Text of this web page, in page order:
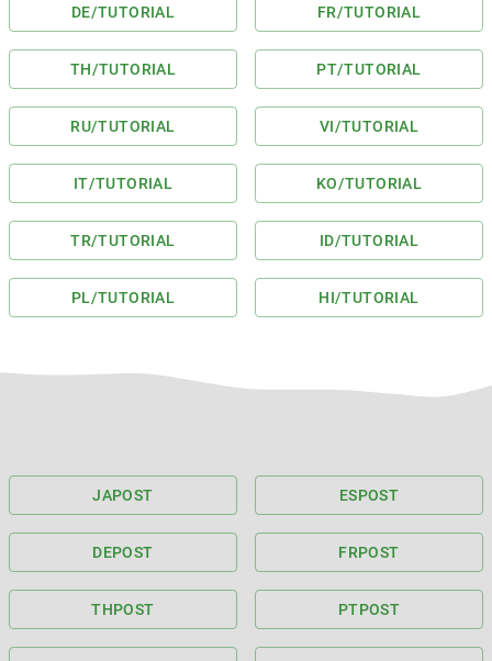
DE/TUTORIAL FR/TUTORIAL
TH/TUTORIAL PT/TUTORIAL
RU/TUTORIAL VI/TUTORIAL
IT/TUTORIAL KO/TUTORIAL
TR/TUTORIAL ID/TUTORIAL
PL/TUTORIAL HI/TUTORIAL
JAPOST ESPOST
DEPOST FRPOST
THPOST PTPOST